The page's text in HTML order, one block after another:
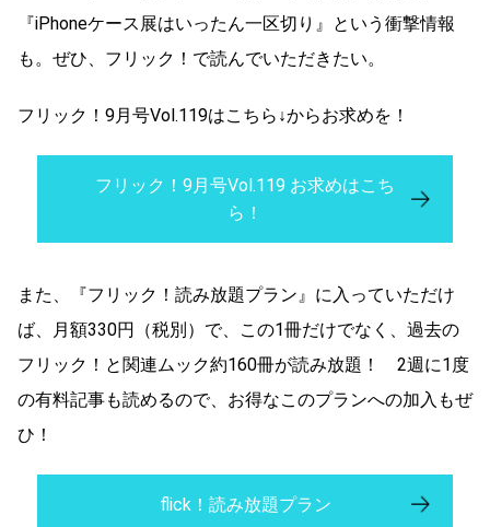
『iPhoneケース展はいったん一区切り』という衝撃情報
も。ぜひ、フリック！で読んでいただきたい。
フリック！9月号Vol.119はこちら↓からお求めを！
フリック！9月号Vol.119 お求めはこち
ら！
また、『フリック！読み放題プラン』に入っていただけ
ば、月額330円（税別）で、この1冊だけでなく、過去の
フリック！と関連ムック約160冊が読み放題！ 2週に1度
の有料記事も読めるので、お得なこのプランへの加入もぜ
ひ！
flick！読み放題プラン